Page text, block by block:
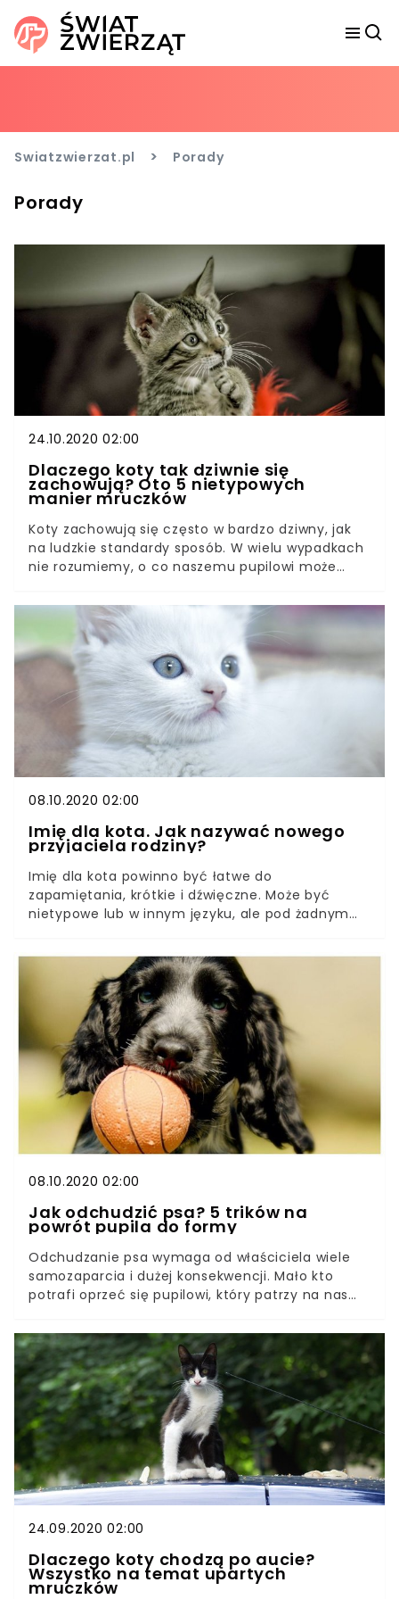
Swiatzwierzat.pl > Porady
Porady
24.10.2020 02:00
Dlaczego koty tak dziwnie się
zachowują? Oto 5 nietypowych
manier mruczków
Koty zachowują się często w bardzo dziwny, jak
na ludzkie standardy sposób. W wielu wypadkach
nie rozumiemy, o co naszemu pupilowi może
głośno miaucząc, jednak nie chcąc jeść, pić ani
się bawić. W innych wypadkach zwierzak ociera
się o nasze nogi, jakby domagał się pieszczot,
jednak gdy tylko odwrócimy się w jego stronę, od
razu ucieka. Logika wydaje się nie być mocną
stroną mruczków, jednak czy aby na pewno
powinniśmy mierzyć je ludzką miarą? Poniżej
spróbujemy wyjaśnić kilka specyficznych kocich
zachowań.
08.10.2020 02:00
Imię dla kota. Jak nazywać nowego
przyjaciela rodziny?
Imię dla kota powinno być łatwe do
zapamiętania, krótkie i dźwięczne. Może być
nietypowe lub w innym języku, ale pod żadnym
dla kogoś do wymówienia. Imię dla kota nie musi
zaczynać się na tę samą literę, co mają ich
rodzice, chyba że hodowca w umowie zaznaczył
inaczej. Przy wyborze imienia warto kierować się
charakterystycznymi cechami zwierzaka. Czy kot
ma długi ogon, białe skarpetki albo bardzo głośno
mruczy? Poobserwuj mruczka przez kilka dni i
dopiero potem podejmij decyzję.
08.10.2020 02:00
Jak odchudzić psa? 5 trików na
powrót pupila do formy
Odchudzanie psa wymaga od właściciela wiele
samozaparcia i dużej konsekwencji. Mało kto
potrafi oprzeć się pupilowi, który patrzy na nas
naszego jedzenia. Właściciele, którym zależy na
zdrowiu ich zwierzęcia, muszą nauczyć się mu
odmawiać. Czworonogi nie posiadają
świadomości pozwalającej im samodzielnie
ograniczyć przyjmowanie pokarmu. Zazwyczaj
psiak, któremu uda się dorwać do
nieograniczonych zapasów karmy, będzie jadł tak
długo, aż nie poczuje się źle z przejedzenia.
24.09.2020 02:00
Dlaczego koty chodzą po aucie?
Wszystko na temat upartych
mruczków